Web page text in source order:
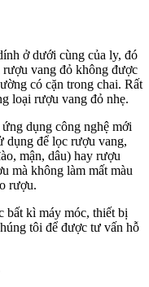
ở dưới cùng của ly, đó
vang đỏ không được
có cặn trong chai. Rất
loại rượu vang đỏ nhẹ.
dụng công nghệ mới
dụng để lọc rượu vang,
mận, dâu) hay rượu
mà không làm mất màu
rượu.
bất kì máy móc, thiết bị
tôi để được tư vấn hỗ